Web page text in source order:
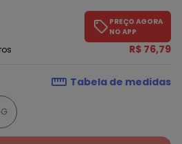
PREÇO AGORA
NO APP
R$ 76,79
Tabela de medidas